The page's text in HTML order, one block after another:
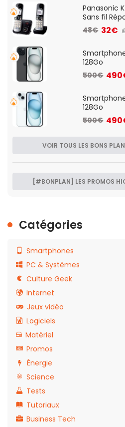
Panasonic
Sans fil
Française]
48€ 32€
Smartphone
128Go
500€
Smartphone
128Go
500€
VOIR TOUS LES BONS
[#BONPLAN] LES PROMOS
Catégories
Smartphones
PC & Systèmes
Culture Geek
Internet
Jeux vidéo
Logiciels
Matériel
Promos
Énergie
Science
Tests
Tutoriaux
Business Tech